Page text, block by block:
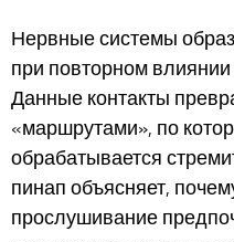
Нервные системы
при повторном
Данные контакты
«маршрутами», по
обрабатывается
пинап объясняет,
прослушивание